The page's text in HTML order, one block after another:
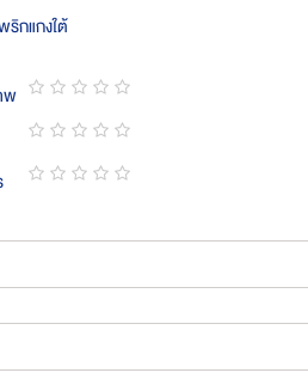
ริกแกงใต้
พ
1
star
2
stars
3
stars
4
stars
5
stars
1
star
2
stars
3
stars
4
stars
5
stars